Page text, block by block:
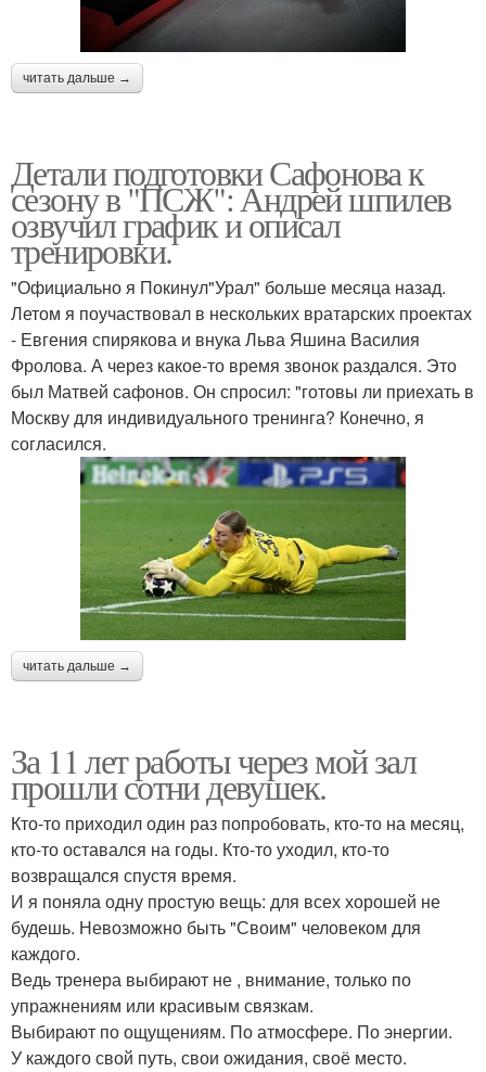
читать дальше →
Детали подготовки Сафонова к
сезону в "ПСЖ": Андрей шпилев
озвучил график и описал
тренировки.
"Официально я Покинул"Урал" больше месяца назад.
Летом я поучаствовал в нескольких вратарских проектах
- Евгения спирякова и внука Льва Яшина Василия
Фролова. А через какое-то время звонок раздался. Это
был Матвей сафонов. Он спросил: "готовы ли приехать в
Москву для индивидуального тренинга? Конечно, я
согласился.
читать дальше →
За 11 лет работы через мой зал
прошли сотни девушек.
Кто-то приходил один раз попробовать, кто-то на месяц,
кто-то оставался на годы. Кто-то уходил, кто-то
возвращался спустя время.
И я поняла одну простую вещь: для всех хорошей не
будешь. Невозможно быть "Своим" человеком для
каждого.
Ведь тренера выбирают не , внимание, только по
упражнениям или красивым связкам.
Выбирают по ощущениям. По атмосфере. По энергии.
У каждого свой путь, свои ожидания, своё место.